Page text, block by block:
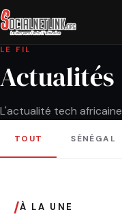
LE FIL
Actualités
L'actualité tech
TOUT SÉNÉGAL
/À LA UNE